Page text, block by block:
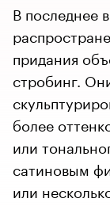
В последнее
придания
стробинг.
более
или
сатиновым
или